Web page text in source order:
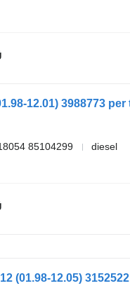
85104299
diesel